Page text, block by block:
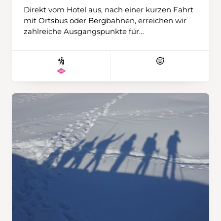
Direkt vom Hotel aus, nach einer kurzen Fahrt
mit Ortsbus oder Bergbahnen, erreichen wir
zahlreiche Ausgangspunkte für
Unternehmung – es ist für alle etwas dabei.
Ziele wie die Tschentenalp, die Tour vom
längere Runden laden zum Entdecken ein.
Den besonders Ambitionierten gelingt
vielleicht sogar der eine oder andere Gipfel mit
klangvollen Namen wie Bunderspitz,
Ammertespitz oder Tschingellochtighore. Wir
wohnen im persönlich geführten und
traditionsreichen Hotel Hari im Schlegeli mit
Halbpension, reichhaltigem Frühstück, 4-